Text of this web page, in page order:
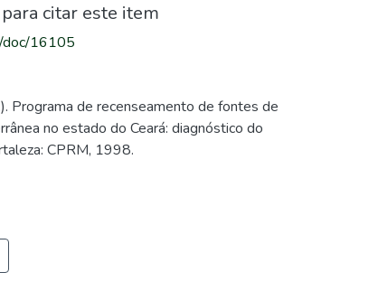
citar este item
doc/16105
Programa de recenseamento de fontes de
no estado do Ceará: diagnóstico do
CPRM, 1998.